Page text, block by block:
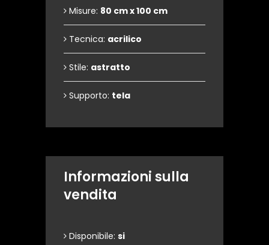
Misure: 80 cm x 100 cm
Tecnica: acrilico
Stile: astratto
Supporto: tela
Informazioni sulla
vendita
Disponibile: si